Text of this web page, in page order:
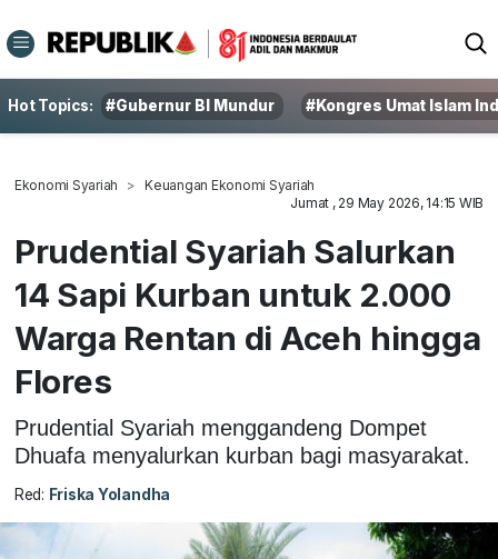
Hot Topics: #Gubernur BI Mundur #Kongres Umat Islam
Ekonomi Syariah
Keuangan Ekonomi Syariah
Jumat , 29 May 2026, 14:15 WIB
Prudential Syariah Salurkan
14 Sapi Kurban untuk 2.000
Warga Rentan di Aceh hingga
Flores
Prudential Syariah menggandeng Dompet
Dhuafa menyalurkan kurban bagi masyarakat.
Red: Friska Yolandha